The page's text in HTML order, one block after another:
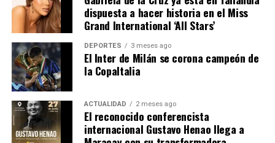
Compartir
El proyecto llegará cargado de nuevas historias y
una evolución en su sonido pop y bachata, así
como muchas sorpresas para sus seguidores.
Después de las 10
plataformas digitales. El videoclip se puede
disfrutar en el canal oficial de Jonathan Moly en
Youtube y se inspira en la estética de los BSB para
dispuesta a hacer historia en el Miss
Grand International ‘All Stars’
DEPORTES 3 meses ago
El Inter de Milán se corona campeón de
la CopaItalia
ACTUALIDAD 2 meses ago
El reconocido conferencista
internacional Gustavo Henao llega a